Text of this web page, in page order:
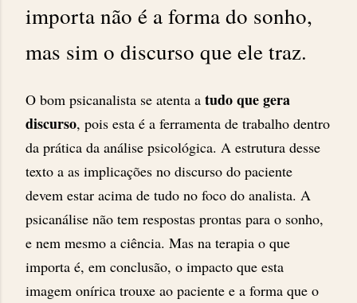
importa não é a forma do sonho,
mas sim o discurso que ele traz.
O bom psicanalista se atenta a tudo que gera
discurso, pois esta é a ferramenta de trabalho dentro
da prática da análise psicológica. A estrutura desse
texto a as implicações no discurso do paciente
devem estar acima de tudo no foco do analista. A
psicanálise não tem respostas prontas para o sonho,
e nem mesmo a ciência. Mas na terapia o que
importa é, em conclusão, o impacto que esta
imagem onírica trouxe ao paciente e a forma que o